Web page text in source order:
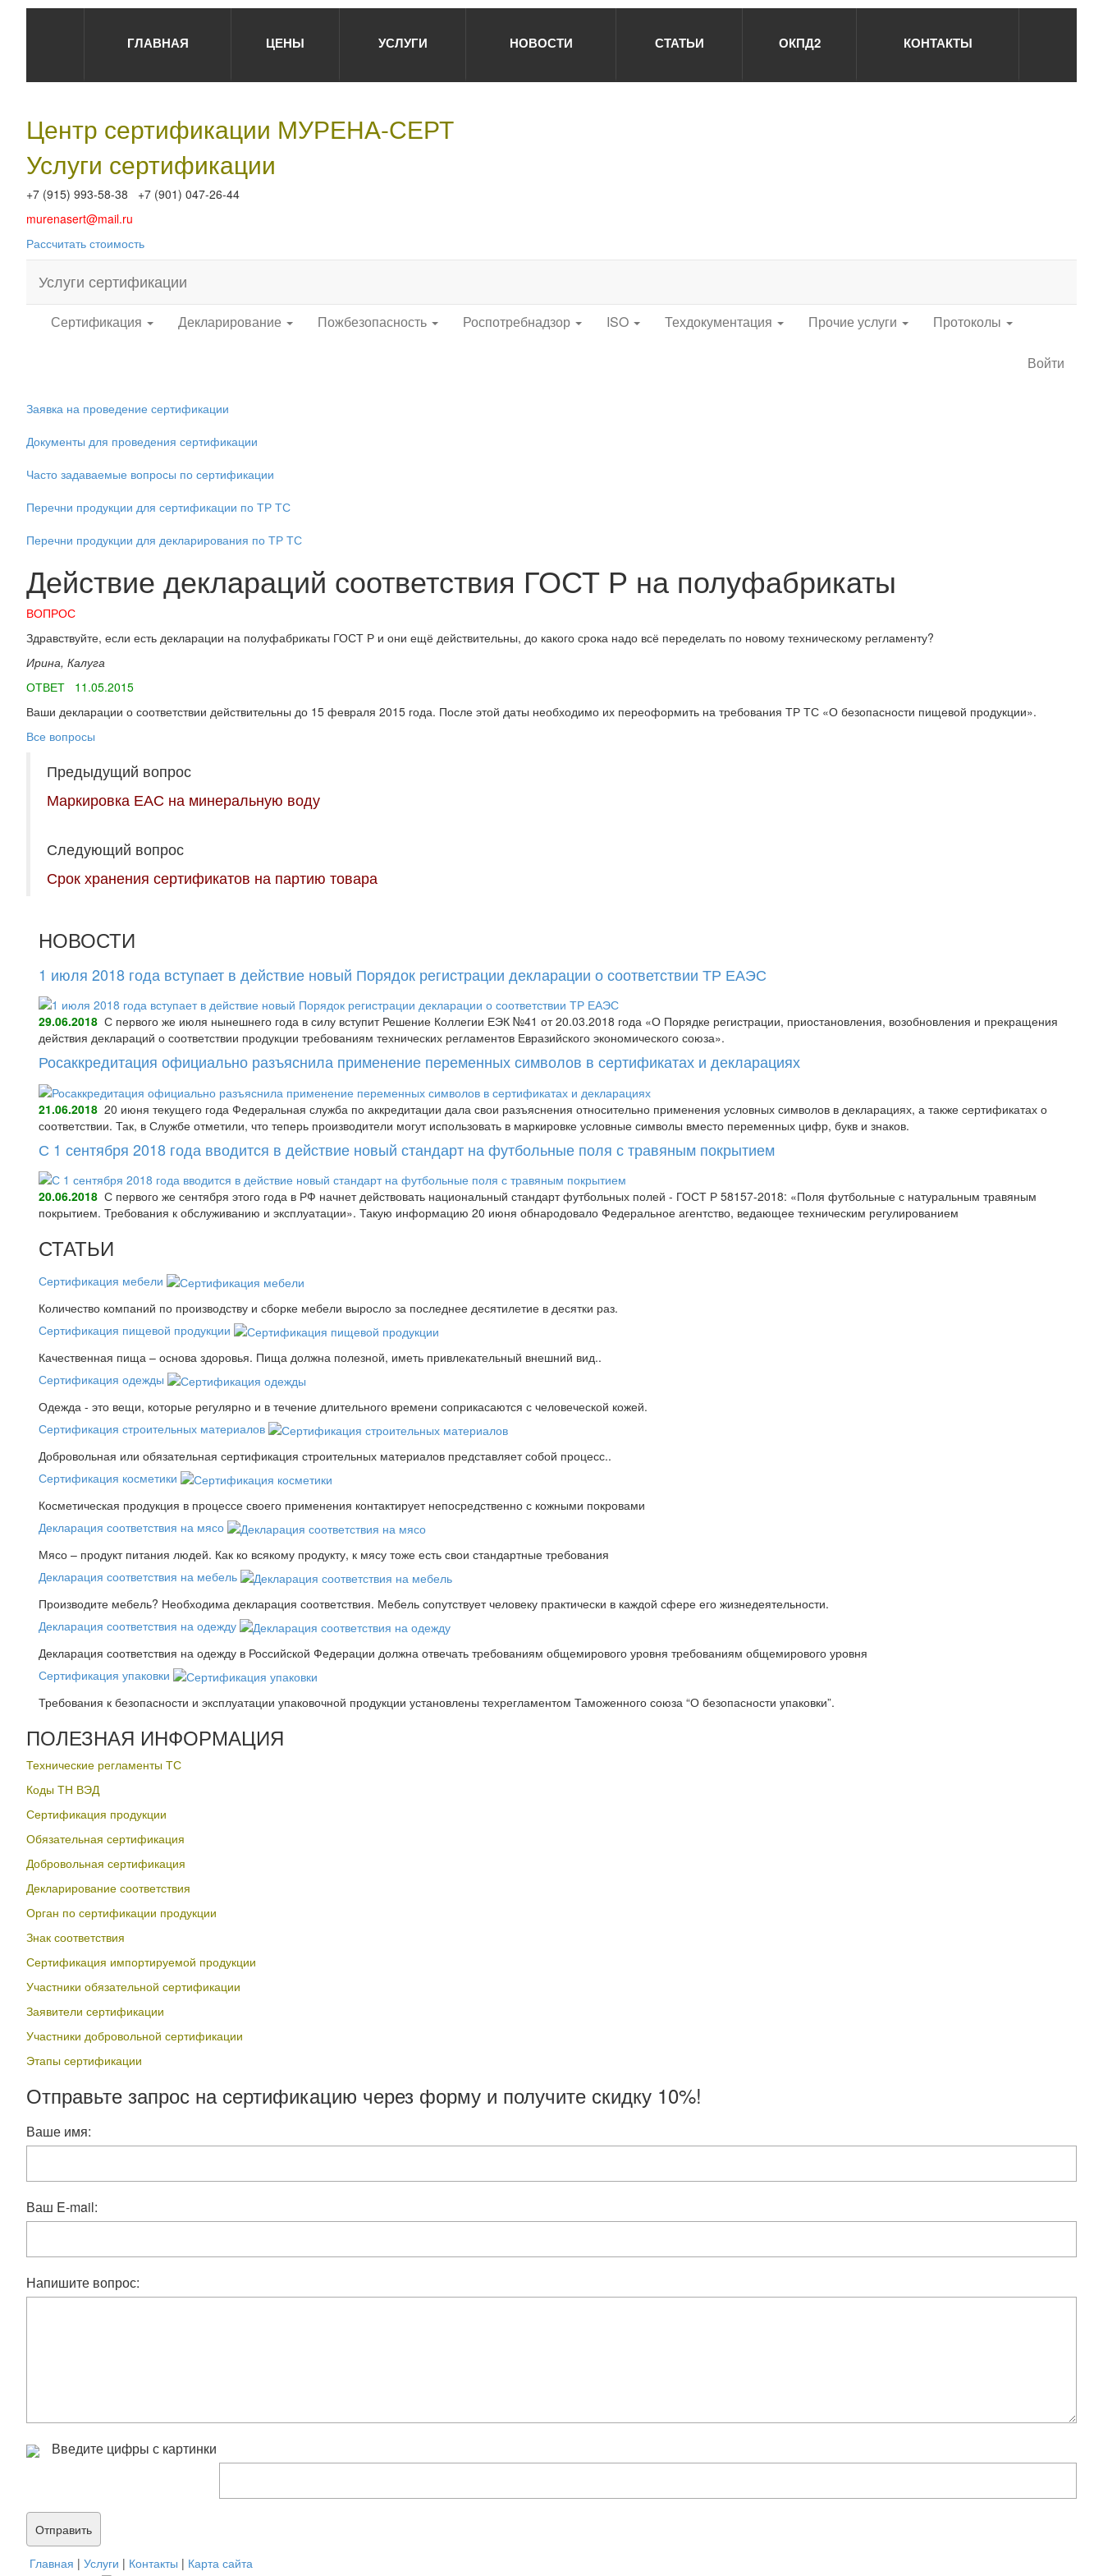
ГЛАВНАЯ ЦЕНЫ УСЛУГИ НОВОСТИ СТАТЬИ ОКПД2 КОНТАКТЫ
Центр сертификации МУРЕНА-СЕРТ
Услуги сертификации
+7 (915) 993-58-38 +7 (901) 047-26-44
murenasert@mail.ru
Рассчитать стоимость
Услуги сертификации
Сертификация Декларирование Пожбезопасность Роспотребнадзор ISO Техдокументация Прочие услуги Протоколы
Войти
Заявка на проведение сертификации
Документы для проведения сертификации
Часто задаваемые вопросы по сертификации
Перечни продукции для сертификации по ТР ТС
Перечни продукции для декларирования по ТР ТС
Действие деклараций соответствия ГОСТ Р на полуфабрикаты
ВОПРОС
Здравствуйте, если есть декларации на полуфабрикаты ГОСТ Р и они ещё действительны, до какого срока надо всё переделать по новому техническому регламенту?
Ирина, Калуга
ОТВЕТ 11.05.2015
Ваши декларации о соответствии действительны до 15 февраля 2015 года. После этой даты необходимо их переоформить на требования ТР ТС «О безопасности пищевой продукции».
Все вопросы
Предыдущий вопрос
Маркировка ЕАС на минеральную воду
Следующий вопрос
Срок хранения сертификатов на партию товара
НОВОСТИ
1 июля 2018 года вступает в действие новый Порядок регистрации декларации о соответствии ТР ЕАЭС
29.06.2018 С первого же июля нынешнего года в силу вступит Решение Коллегии ЕЭК №41 от 20.03.2018 года «О Порядке регистрации, приостановления, возобновления и прекращения
действия деклараций о соответствии продукции требованиям технических регламентов Евразийского экономического союза».
Росаккредитация официально разъяснила применение переменных символов в сертификатах и декларациях
21.06.2018 20 июня текущего года Федеральная служба по аккредитации дала свои разъяснения относительно применения условных символов в декларациях, а также сертификатах о
соответствии. Так, в Службе отметили, что теперь производители могут использовать в маркировке условные символы вместо переменных цифр, букв и знаков.
С 1 сентября 2018 года вводится в действие новый стандарт на футбольные поля с травяным покрытием
20.06.2018 С первого же сентября этого года в РФ начнет действовать национальный стандарт футбольных полей - ГОСТ Р 58157-2018: «Поля футбольные с натуральным травяным
покрытием. Требования к обслуживанию и эксплуатации». Такую информацию 20 июня обнародовало Федеральное агентство, ведающее техническим регулированием
СТАТЬИ
Сертификация мебели
Количество компаний по производству и сборке мебели выросло за последнее десятилетие в десятки раз.
Сертификация пищевой продукции
Качественная пища – основа здоровья. Пища должна полезной, иметь привлекательный внешний вид..
Сертификация одежды
Одежда - это вещи, которые регулярно и в течение длительного времени соприкасаются с человеческой кожей.
Сертификация строительных материалов
Добровольная или обязательная сертификация строительных материалов представляет собой процесс..
Сертификация косметики
Косметическая продукция в процессе своего применения контактирует непосредственно с кожными покровами
Декларация соответствия на мясо
Мясо – продукт питания людей. Как ко всякому продукту, к мясу тоже есть свои стандартные требования
Декларация соответствия на мебель
Производите мебель? Необходима декларация соответствия. Мебель сопутствует человеку практически в каждой сфере его жизнедеятельности.
Декларация соответствия на одежду
Декларация соответствия на одежду в Российской Федерации должна отвечать требованиям общемирового уровня требованиям общемирового уровня
Сертификация упаковки
Требования к безопасности и эксплуатации упаковочной продукции установлены техрегламентом Таможенного союза “О безопасности упаковки”.
ПОЛЕЗНАЯ ИНФОРМАЦИЯ
Технические регламенты ТС
Коды ТН ВЭД
Сертификация продукции
Обязательная сертификация
Добровольная сертификация
Декларирование соответствия
Орган по сертификации продукции
Знак соответствия
Сертификация импортируемой продукции
Участники обязательной сертификации
Заявители сертификации
Участники добровольной сертификации
Этапы сертификации
Отправьте запрос на сертификацию через форму и получите скидку 10%!
Ваше имя:
Ваш E-mail:
Напишите вопрос:
Введите цифры с картинки
Главная | Услуги | Контакты | Карта сайта